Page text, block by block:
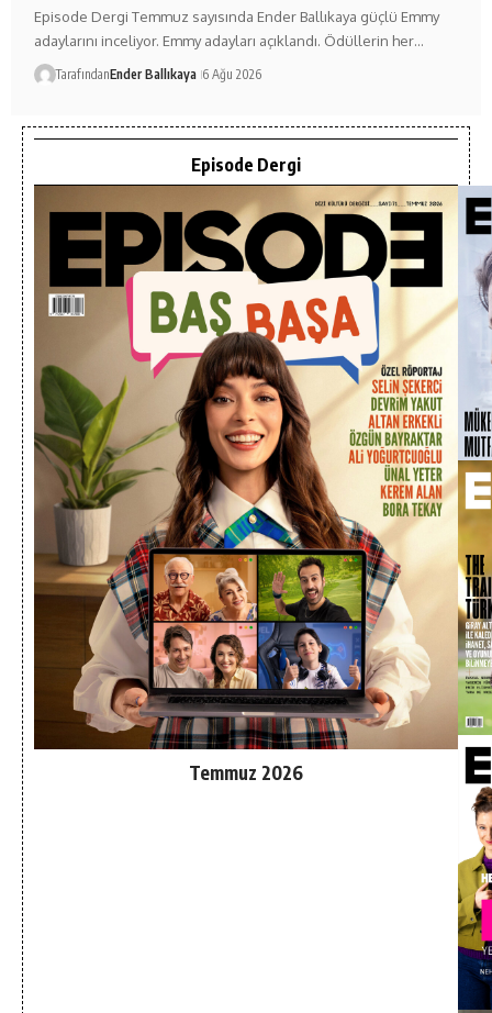
Episode Dergi Temmuz sayısında Ender Ballıkaya güçlü Emmy
adaylarını inceliyor. Emmy adayları açıklandı. Ödüllerin her…
TarafındanEnder Ballıkaya 6 Ağu 2026
Episode Dergi
Temmuz 2026